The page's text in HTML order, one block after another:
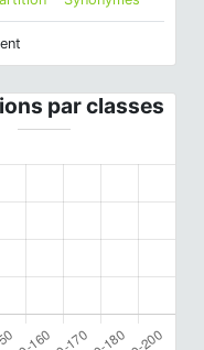
par classes